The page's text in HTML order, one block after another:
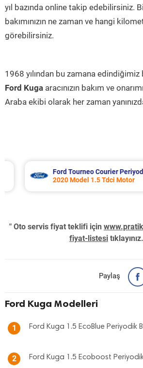
yıl bazında online takip edebilirsiniz.
bakımınızın ne zaman ve hangi
görebilirsiniz.
1968 yılından bu zamana
Ford Kuga aracınızın bakım ve
Araba ekibi olarak her zaman
Ford Tourneo Courier Periyodik
2020 Model 1.5 Tdci Motor
" Oto servis fiyat teklifi için
fiyat-listesi
Paylaş
Ford Kuga Modelleri
1 Ford Kuga 1.5 EcoBlue Periyodik
2 Ford Kuga 1.5 Ecoboost Periyodik